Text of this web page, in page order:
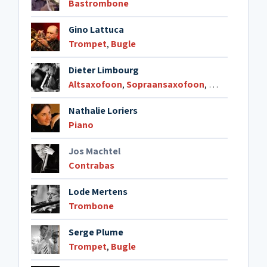
Bastrombone
Gino Lattuca
Trompet, Bugle
Dieter Limbourg
Altsaxofoon,Sopraansaxofoon, Klarinet
Nathalie Loriers
Piano
Jos Machtel
Contrabas
Lode Mertens
Trombone
Serge Plume
Trompet, Bugle